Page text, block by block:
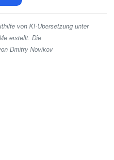
von KI-Übersetzung unter
erstellt. Die
Dmitry Novikov